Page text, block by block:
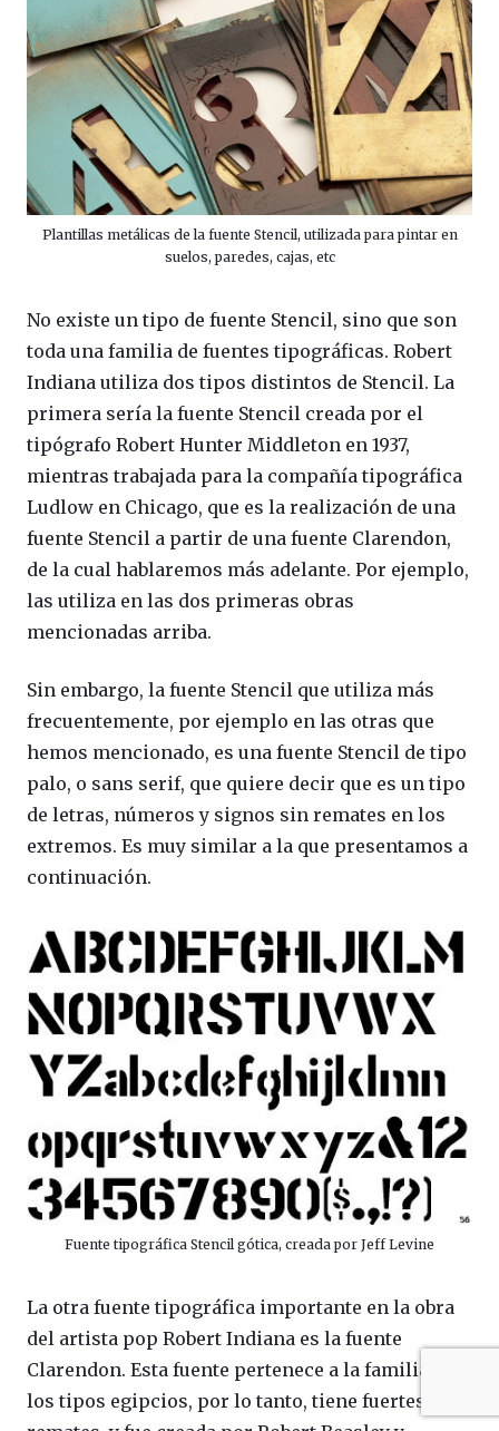
Plantillas metálicas de la fuente Stencil, utilizada para pintar en
suelos, paredes, cajas, etc
No existe un tipo de fuente Stencil, sino que son
toda una familia de fuentes tipográficas. Robert
Indiana utiliza dos tipos distintos de Stencil. La
primera sería la fuente Stencil creada por el
tipógrafo Robert Hunter Middleton en 1937,
mientras trabajada para la compañía tipográfica
Ludlow en Chicago, que es la realización de una
fuente Stencil a partir de una fuente Clarendon,
de la cual hablaremos más adelante. Por ejemplo,
las utiliza en las dos primeras obras
mencionadas arriba.
Sin embargo, la fuente Stencil que utiliza más
frecuentemente, por ejemplo en las otras que
hemos mencionado, es una fuente Stencil de tipo
palo, o sans serif, que quiere decir que es un tipo
de letras, números y signos sin remates en los
extremos. Es muy similar a la que presentamos a
continuación.
Fuente tipográfica Stencil gótica, creada por Jeff Levine
La otra fuente tipográfica importante en la obra
del artista pop Robert Indiana es la fuente
Clarendon. Esta fuente pertenece a la familia de
los tipos egipcios, por lo tanto, tiene fuertes